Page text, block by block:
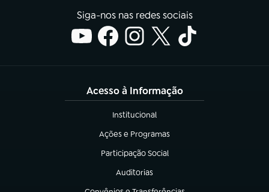
Siga-nos nas redes sociais
Acesso à Informação
Institucional
(abre em nova aba)
Ações e Programas
(abre em nova aba)
Participação Social
(abre em nova aba)
Auditorias
(abre em nova aba)